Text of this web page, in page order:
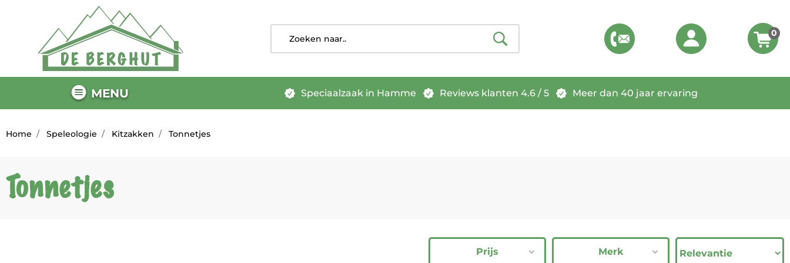
0
MENU Speciaalzaak in Hamme Reviews klanten 4.6 / 5 Meer dan 40 jaar ervaring
Home Speleologie Kitzakken Tonnetjes
Tonnetjes
Prijs Merk